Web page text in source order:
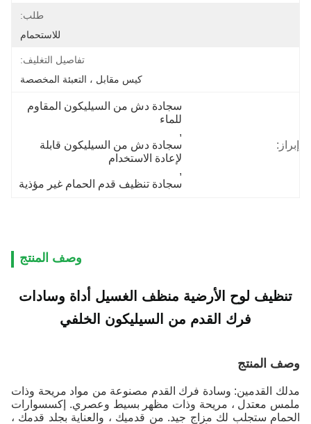
طلب:
للاستحمام
تفاصيل التغليف:
كيس مقابل ، التعبئة المخصصة
إبراز:
سجادة دش من السيليكون المقاوم
للماء
,
سجادة دش من السيليكون قابلة
لإعادة الاستخدام
,
سجادة تنظيف قدم الحمام غير مؤذية
وصف المنتج
تنظيف لوح الأرضية منظف الغسيل أداة وسادات
فرك القدم من السيليكون الخلفي
وصف المنتج
مدلك القدمين: وسادة فرك القدم مصنوعة من مواد مريحة وذات
ملمس معتدل ، مريحة وذات مظهر بسيط وعصري. إكسسوارات
الحمام ستجلب لك مزاج جيد. من قدميك ، والعناية بجلد قدمك ،